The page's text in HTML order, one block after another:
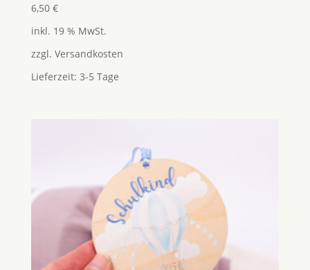
6,50 €
inkl. 19 % MwSt.
zzgl. Versandkosten
Lieferzeit: 3-5 Tage